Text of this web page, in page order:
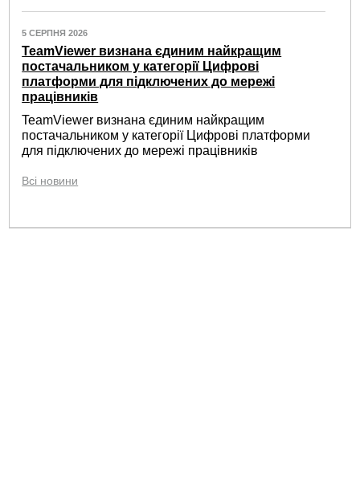
5 СЕРПНЯ 2026
TeamViewer визнана єдиним найкращим
постачальником у категорії Цифрові
платформи для підключених до мережі
працівників
TeamViewer визнана єдиним найкращим
постачальником у категорії Цифрові платформи
для підключених до мережі працівників
Всі новини